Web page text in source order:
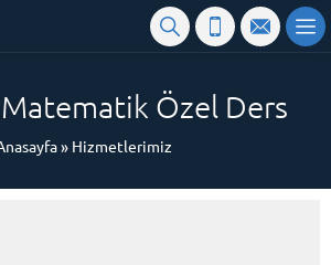
Matematik Özel Ders
» Hizmetlerimiz